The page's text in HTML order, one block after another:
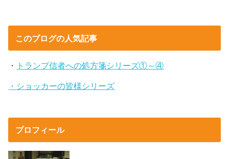
このブログの人気記事
・ トランプ信者への処方箋シリーズ①～④
・ショッカーの皆様シリーズ
プロフィール